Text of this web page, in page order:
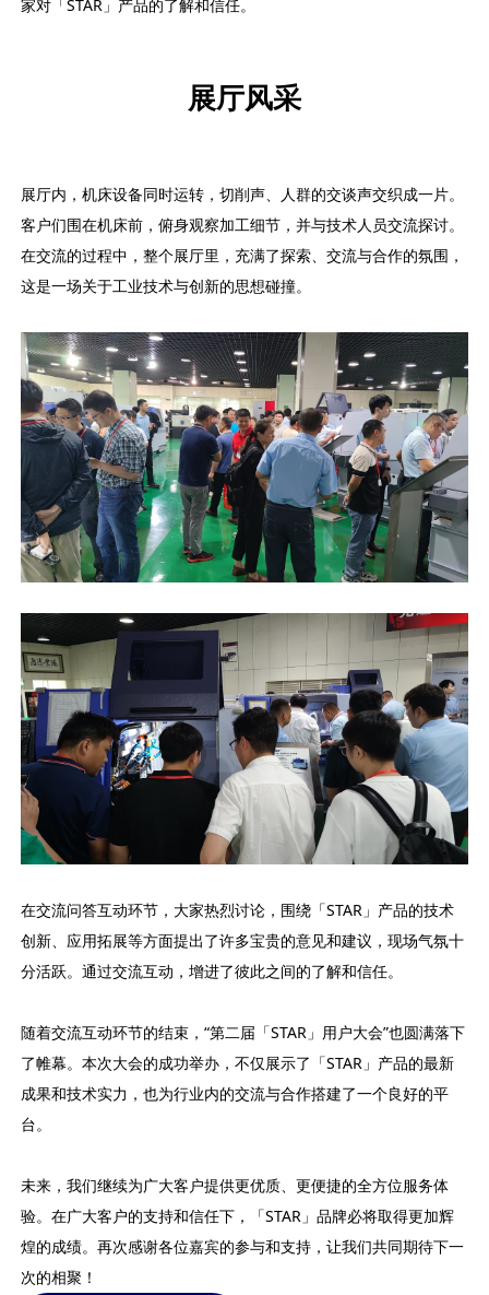
家对「STAR」产品的了解和信任。
展厅风采
展厅内，机床设备同时运转，切削声、人群的交谈声交织成一片。
客户们围在机床前，俯身观察加工细节，并与技术人员交流探讨。
在交流的过程中，整个展厅里，充满了探索、交流与合作的氛围，
这是一场关于工业技术与创新的思想碰撞。
在交流问答互动环节，大家热烈讨论，围绕「STAR」产品的技术
创新、应用拓展等方面提出了许多宝贵的意见和建议，现场气氛十
分活跃。通过交流互动，增进了彼此之间的了解和信任。
随着交流互动环节的结束，“第二届「STAR」用户大会”也圆满落下
了帷幕。本次大会的成功举办，不仅展示了「STAR」产品的最新
成果和技术实力，也为行业内的交流与合作搭建了一个良好的平
台。
未来，我们继续为广大客户提供更优质、更便捷的全方位服务体
验。在广大客户的支持和信任下，「STAR」品牌必将取得更加辉
煌的成绩。再次感谢各位嘉宾的参与和支持，让我们共同期待下一
次的相聚！